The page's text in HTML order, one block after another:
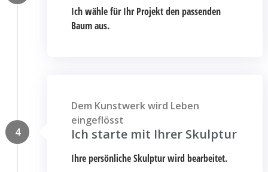
Ich wähle für Ihr Projekt den passenden
Baum aus.
Dem Kunstwerk wird Leben
eingeflösst
Ich starte mit Ihrer Skulptur
Ihre persönliche Skulptur wird bearbeitet.
4